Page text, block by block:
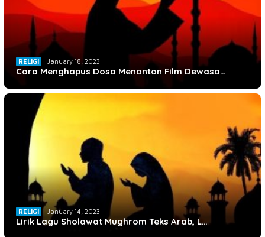
RELIGI January 18, 2023
Cara Menghapus Dosa Menonton Film Dewasa…
RELIGI January 14, 2023
Lirik Lagu Sholawat Mughrom Teks Arab, L…